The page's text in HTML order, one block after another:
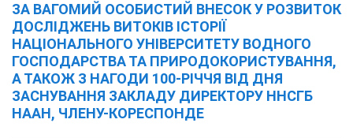
ЗА ВАГОМИЙ ОСОБИСТИЙ ВНЕСОК У РОЗВИТОК
ДОСЛІДЖЕНЬ ВИТОКІВ ІСТОРІЇ
НАЦІОНАЛЬНОГО УНІВЕРСИТЕТУ ВОДНОГО
ГОСПОДАРСТВА ТА ПРИРОДОКОРИСТУВАННЯ,
А ТАКОЖ З НАГОДИ 100-РІЧЧЯ ВІД ДНЯ
ЗАСНУВАННЯ ЗАКЛАДУ ДИРЕКТОРУ ННСГБ
НААН, ЧЛЕНУ-КОРЕСПОНДЕ